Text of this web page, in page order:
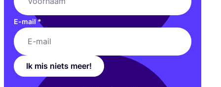
E-mail*
Ik mis niets meer!